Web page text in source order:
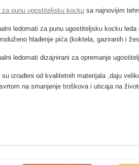
za punu ugostiteljsku kockusa najnovijim
ledomati za punu ugostiteljsku kocku
hlađenje pića (koktela, gaziranih i
ledomati dizajnirani za opremanje
su izrađeni od kvalitetnih materijala ,daju
na smanjenje troškova i uticaja na